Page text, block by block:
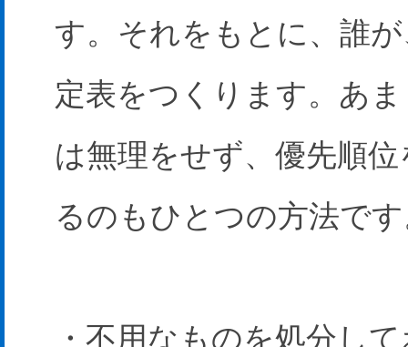
す。それをもとに、誰
定表をつくります。あ
は無理をせず、優先順
るのもひとつの方法で
・不用なものを処分し